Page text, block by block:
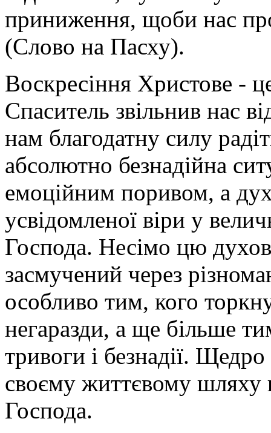
приниження, щоби нас
(Слово на Пасху).
Воскресіння Христове -
Спаситель звільнив нас
нам благодатну силу
абсолютно безнадійна
емоційним поривом, а
усвідомленої віри у
Господа. Несімо цю
засмучений через
особливо тим, кого
негаразди, а ще більше
тривоги і безнадії.
своєму життєвому шляху
Господа.